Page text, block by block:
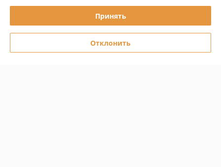
Доставка и оплата
График работы
Полная версия сайта
Принять
Отклонить